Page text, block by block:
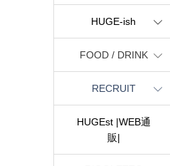
HUGE-ish
FOOD / DRINK
RECRUIT
HUGEst |WEB通
販|